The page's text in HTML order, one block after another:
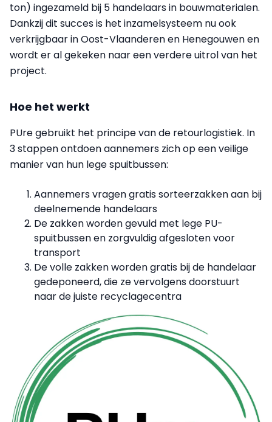
ton) ingezameld bij 5 handelaars in bouwmaterialen.
Dankzij dit succes is het inzamelsysteem nu ook
verkrijgbaar in Oost-Vlaanderen en Henegouwen en
wordt er al gekeken naar een verdere uitrol van het
project.
Hoe het werkt
PUre gebruikt het principe van de retourlogistiek. In
3 stappen ontdoen aannemers zich op een veilige
manier van hun lege spuitbussen:
Aannemers vragen gratis sorteerzakken aan bij
deelnemende handelaars
De zakken worden gevuld met lege PU-
spuitbussen en zorgvuldig afgesloten voor
transport
De volle zakken worden gratis bij de handelaar
gedeponeerd, die ze vervolgens doorstuurt
naar de juiste recyclagecentra